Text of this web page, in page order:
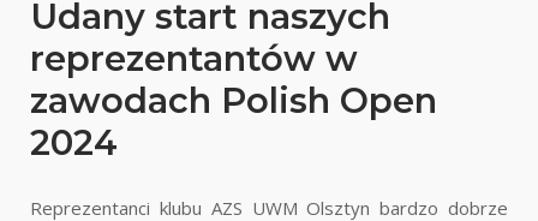
Udany start naszych
reprezentantów w
zawodach Polish Open
2024
Reprezentanci klubu AZS UWM Olsztyn bardzo dobrze